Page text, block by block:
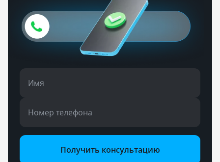
Имя
Номер телефона
Получить консультацию